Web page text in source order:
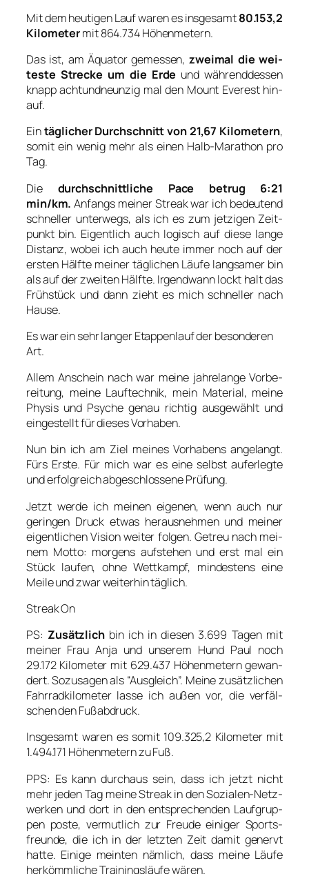
Mit dem heu­ti­gen Lauf waren es ins­ge­samt80.153,2
Kilo­me­termit 864.734 Höhen­me­tern.
Das ist, am Äqua­tor gemes­sen, zwei­mal die wei­
tes­te Stre­cke um die Erde und wäh­rend­des­sen
knapp acht­und­neun­zig mal den Mount Ever­est hin­
auf.
Eintäg­li­cher Durch­schnitt von 21,67 Kilo­me­tern,
somit ein wenig mehr als einen Halb-Mara­thon pro
Tag.
Die durch­schnitt­li­che Pace betrug 6:21
min/km. Anfangs mei­ner Streak war ich bedeu­tend
schnel­ler unter­wegs, als ich es zum jet­zi­gen Zeit­
punkt bin. Eigent­lich auch logisch auf die­se lan­ge
Distanz, wobei ich auch heu­te immer noch auf der
ers­ten Hälf­te mei­ner täg­li­chen Läu­fe lang­sa­mer bin
als auf der zwei­ten Hälf­te. Irgend­wann lockt halt das
Früh­stück und dann zieht es mich schnel­ler nach
Hau­se.
Es war ein sehr lan­ger Etap­pen­lauf der beson­de­ren
Art.
Allem Anschein nach war mei­ne jah­re­lan­ge Vor­be­
rei­tung, mei­ne Lauf­tech­nik, mein Mate­ri­al, mei­ne
Phy­sis und Psy­che genau rich­tig aus­ge­wählt und
ein­ge­stellt für die­ses Vor­ha­ben.
Nun bin ich am Ziel mei­nes Vor­ha­bens ange­langt.
Fürs Ers­te. Für mich war es eine selbst auf­er­leg­te
und erfolg­reich abge­schlos­se­ne Prü­fung.
Jetzt wer­de ich mei­nen eige­nen, wenn auch nur
gerin­gen Druck etwas her­aus­neh­men und mei­ner
eigent­li­chen Visi­on wei­ter fol­gen. Getreu nach mei­
nem Mot­to: mor­gens auf­ste­hen und erst mal ein
Stück lau­fen, ohne Wett­kampf, min­des­tens eine
Mei­le und zwar wei­ter­hin täg­lich.
Streak On
PS: Zusätz­lich bin ich in die­sen 3.699 Tagen mit
mei­ner Frau Anja und unse­rem Hund Paul noch
29.172 Kilo­me­ter mit 629.437 Höhen­me­tern gewan­
dert. Sozu­sa­gen als “Aus­gleich”. Mei­ne zusätz­li­chen
Fahr­rad­ki­lo­me­ter las­se ich außen vor, die ver­fäl­
schen den Fuß­ab­druck.
Ins­ge­samt waren es somit 109.325,2 Kilo­me­ter mit
1.494.171 Höhen­me­tern zu Fuß.
PPS: Es kann durch­aus sein, dass ich jetzt nicht
mehr jeden Tag mei­ne Streak in den Sozia­len-Netz­
wer­ken und dort in den ent­spre­chen­den Lauf­grup­
pen pos­te, ver­mut­lich zur Freu­de eini­ger Sports­
freun­de, die ich in der letz­ten Zeit damit genervt
hat­te. Eini­ge mein­ten näm­lich, dass mei­ne Läu­fe
her­kömm­li­che Trai­nings­läu­fe wären.